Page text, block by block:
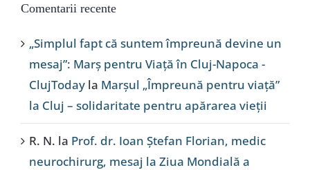
Comentarii recente
„Simplul fapt că suntem împreună devine un
mesaj”: Marș pentru Viață în Cluj-Napoca -
ClujToday la Marșul „Împreună pentru viață”
la Cluj – solidaritate pentru apărarea vieții
R. N. la Prof. dr. Ioan Ștefan Florian, medic
neurochirurg, mesaj la Ziua Mondială a